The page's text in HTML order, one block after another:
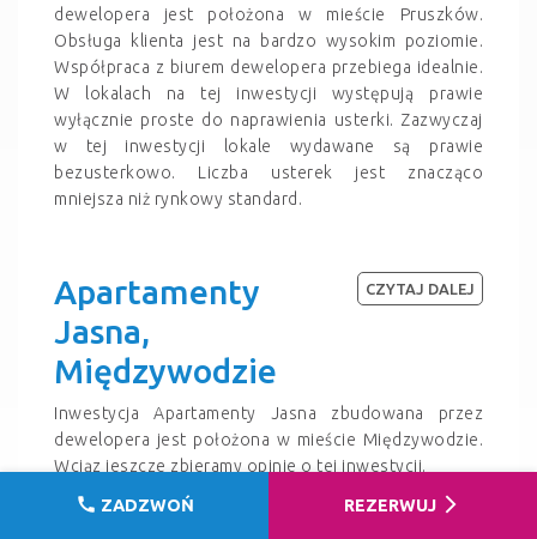
dewelopera jest położona w mieście Pruszków.
Obsługa klienta jest na bardzo wysokim poziomie.
Współpraca z biurem dewelopera przebiega idealnie.
W lokalach na tej inwestycji występują prawie
wyłącznie proste do naprawienia usterki. Zazwyczaj
w tej inwestycji lokale wydawane są prawie
bezusterkowo. Liczba usterek jest znacząco
mniejsza niż rynkowy standard.
Apartamenty
Jasna,
Międzywodzie
Inwestycja Apartamenty Jasna zbudowana przez
dewelopera jest położona w mieście Międzywodzie.
Wciąz jeszcze zbieramy opinie o tej inwestycji.
CZYTAJ DALEJ
call ZADZWOŃ REZERWUJ arrow_forward_ios